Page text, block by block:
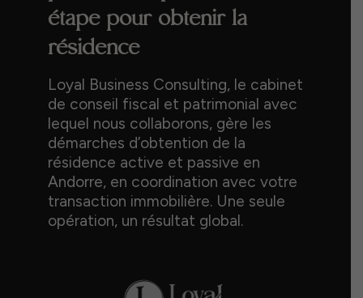
étape pour obtenir la
résidence
Loyal Business Consulting, le cabinet
de conseil fiscal et patrimonial avec
lequel nous collaborons, gère les
démarches d’obtention de la
résidence active et passive en
Andorre, en coordination avec votre
transaction immobilière. Une seule
opération, un résultat global.